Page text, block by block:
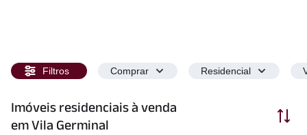
Filtros Comprar Residencial
Imóveis residenciais à venda
em Vila Germinal
Ordenar